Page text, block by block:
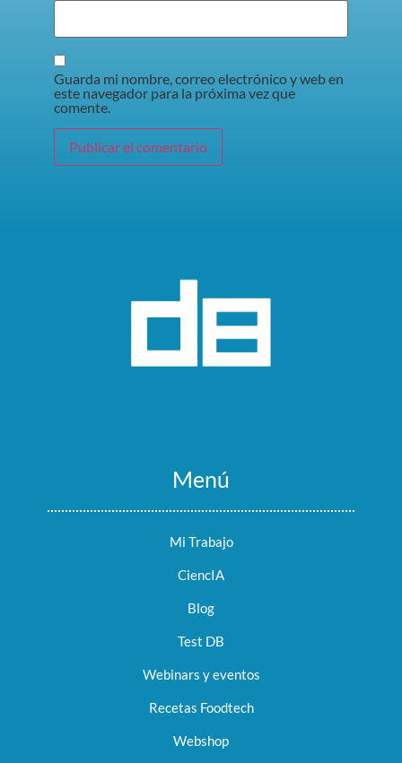
Guarda mi nombre, correo electrónico y web en
este navegador para la próxima vez que
comente.
Menú
Mi Trabajo
CiencIA
Blog
Test DB
Webinars y eventos
Recetas Foodtech
Webshop